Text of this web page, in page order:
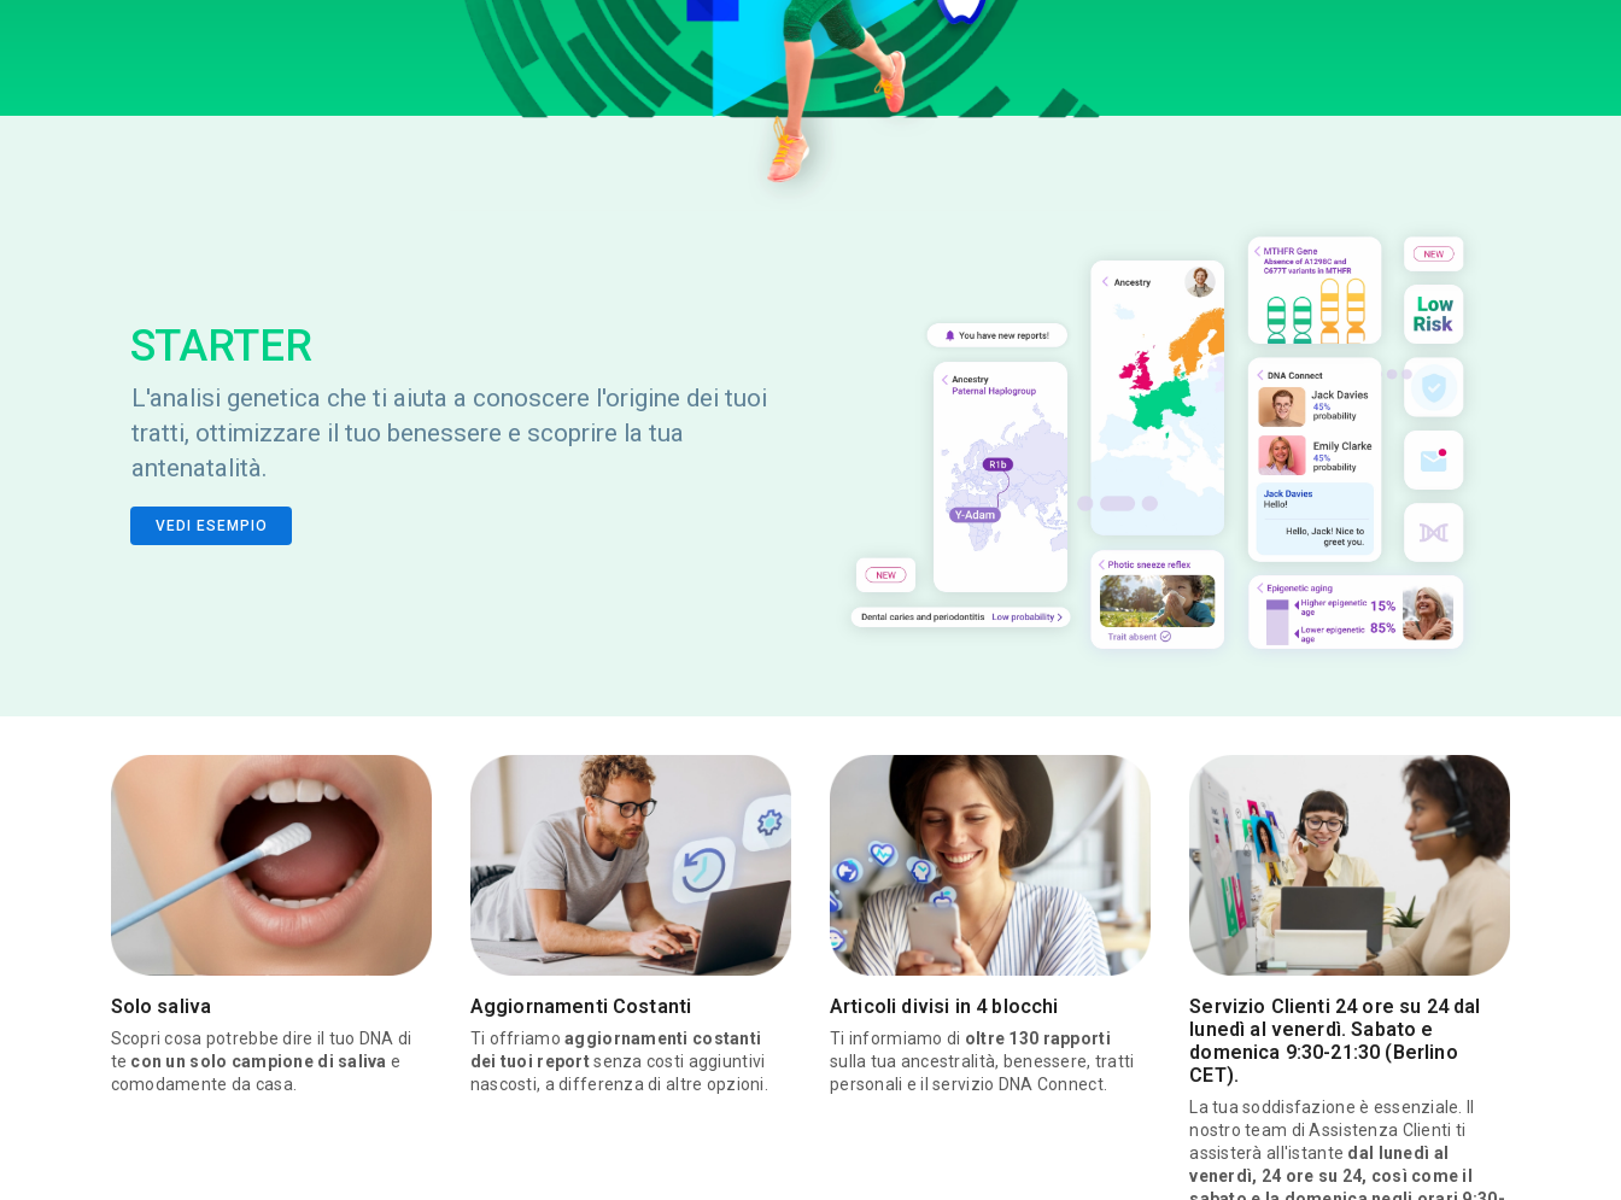
STARTER
L'analisi genetica che ti aiuta a conoscere l'origine dei tuoi
tratti, ottimizzare il tuo benessere e scoprire la tua
antenatalità.
VEDI ESEMPIO
Solo saliva
Scopri cosa potrebbe dire il tuo DNA di
te con un solo campione di saliva e
comodamente da casa.
Aggiornamenti Costanti
Ti offriamoaggiornamenti costanti
dei tuoi reportsenza costi aggiuntivi
nascosti, a differenza di altre opzioni.
Articoli divisi in 4 blocchi
Ti informiamo di oltre 130 rapporti
sulla tua ancestralità, benessere, tratti
personali e il servizio DNA Connect.
Servizio Clienti 24 ore su 24 dal
lunedì al venerdì. Sabato e
domenica 9:30-21:30 (Berlino
CET).
La tua soddisfazione è essenziale. Il
nostro team di Assistenza Clienti ti
assisterà all'istante dal lunedì al
venerdì, 24 ore su 24, così come il